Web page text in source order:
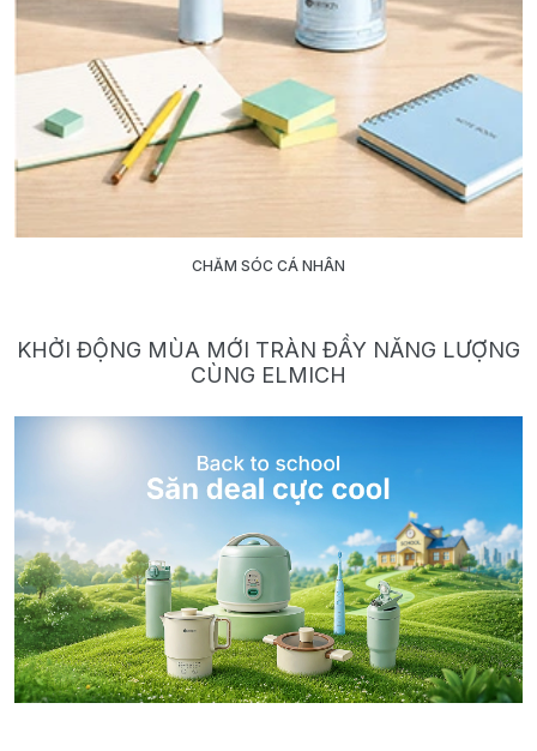
CHĂM SÓC CÁ NHÂN
KHỞI ĐỘNG MÙA MỚI TRÀN ĐẦY NĂNG LƯỢNG
CÙNG ELMICH